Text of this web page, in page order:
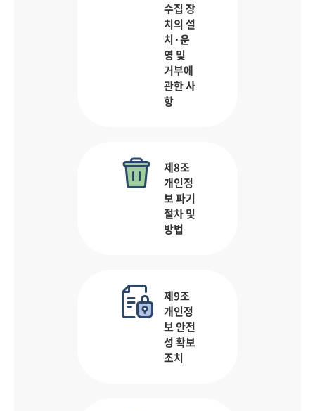
수집 장
치의 설
치·운
영 및
거부에
관한 사
항
제8조
개인정
보 파기
절차 및
방법
제9조
개인정
보 안전
성 확보
조치